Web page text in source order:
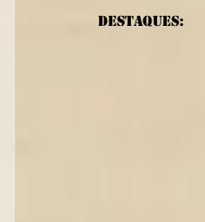
Destaques: